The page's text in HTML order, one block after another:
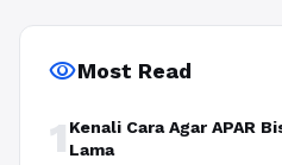
visibilityMost Read
1 Kenali Cara Agar APAR
Lama